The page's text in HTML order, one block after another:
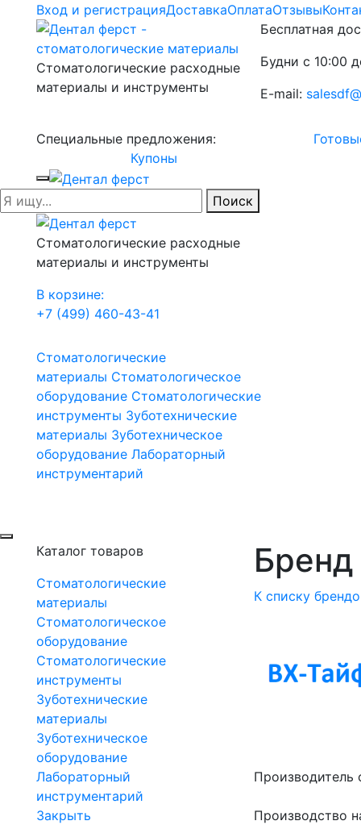
Вход и регистрацияДоставкаОплатаОтзывы
Стоматологические расходные
материалы и инструменты
Бесплатная
Будни с 10:00
E-mail:
Специальные предложения:
Купоны
Поиск
Стоматологические расходные
материалы и инструменты
В корзине:
+7 (499) 460-43-41
Стоматологические
материалы Стоматологическое
оборудование Стоматологические
инструменты Зуботехнические
материалы Зуботехническое
оборудование Лабораторный
инструментарий
Каталог товаров
Стоматологические
материалы
Стоматологическое
оборудование
Стоматологические
инструменты
Зуботехнические
материалы
Зуботехническое
оборудование
Лабораторный
инструментарий
Закрыть
К списку
Производитель
Производство